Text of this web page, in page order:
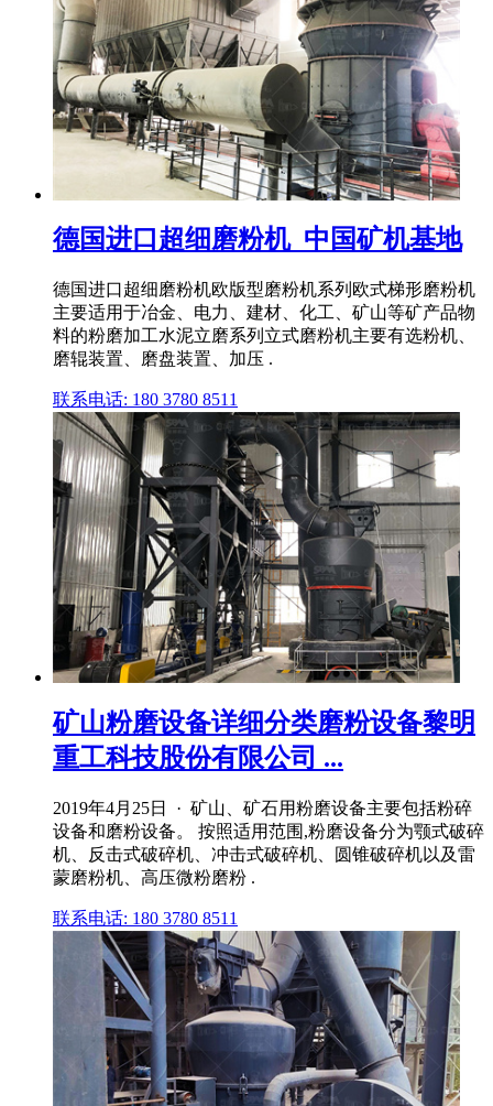
德国进口超细磨粉机_中国矿机基地
德国进口超细磨粉机欧版型磨粉机系列欧式梯形磨粉机
主要适用于冶金、电力、建材、化工、矿山等矿产品物
料的粉磨加工水泥立磨系列立式磨粉机主要有选粉机、
磨辊装置、磨盘装置、加压 .
联系电话: 180 3780 8511
矿山粉磨设备详细分类磨粉设备黎明
重工科技股份有限公司 ...
2019年4月25日 · 矿山、矿石用粉磨设备主要包括粉碎
设备和磨粉设备。 按照适用范围,粉磨设备分为颚式破碎
机、反击式破碎机、冲击式破碎机、圆锥破碎机以及雷
蒙磨粉机、高压微粉磨粉 .
联系电话: 180 3780 8511